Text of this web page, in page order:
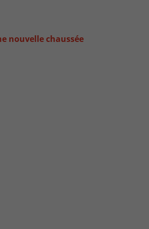
nouvelle chaussée